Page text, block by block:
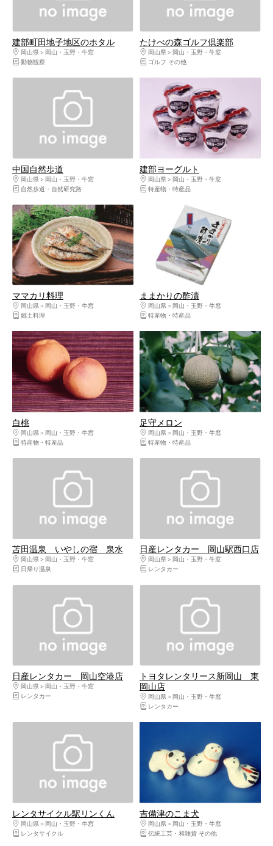
建部町田地子地区のホタル
岡山県
岡山・玉野・牛窓
動物観察
たけべの森ゴルフ倶楽部
岡山県
岡山・玉野・牛窓
ゴルフ その他
中国自然歩道
岡山県
岡山・玉野・牛窓
自然歩道・自然研究路
建部ヨーグルト
岡山県
岡山・玉野・牛窓
特産物・特産品
ママカリ料理
岡山県
岡山・玉野・牛窓
郷土料理
ままかりの酢漬
岡山県
岡山・玉野・牛窓
特産物・特産品
白桃
岡山県
岡山・玉野・牛窓
特産物・特産品
足守メロン
岡山県
岡山・玉野・牛窓
特産物・特産品
苫田温泉 いやしの宿 泉水
岡山県
岡山・玉野・牛窓
日帰り温泉
日産レンタカー 岡山駅西口店
岡山県
岡山・玉野・牛窓
レンタカー
日産レンタカー 岡山空港店
岡山県
岡山・玉野・牛窓
レンタカー
トヨタレンタリース新岡山 東
岡山店
岡山県
岡山・玉野・牛窓
レンタカー
レンタサイクル駅リンくん
岡山県
岡山・玉野・牛窓
レンタサイクル
吉備津のこま犬
岡山県
岡山・玉野・牛窓
伝統工芸・和雑貨 その他